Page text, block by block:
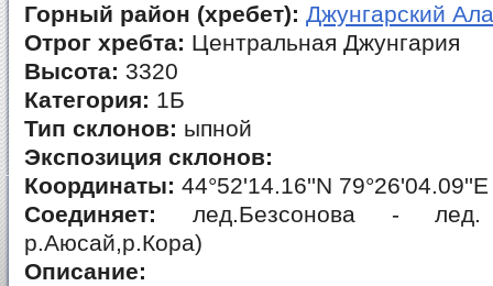
Горный район (хребет): Джунгарский
Отрог хребта: Центральная Джунгария
Высота: 3320
Категория: 1Б
Тип склонов: ыпной
Экспозиция склонов:
Координаты: 44°52'14.16''N 79°26'04.09''E
Соединяет: лед.Безсонова -
р.Аюсай,р.Кора)
Описание: